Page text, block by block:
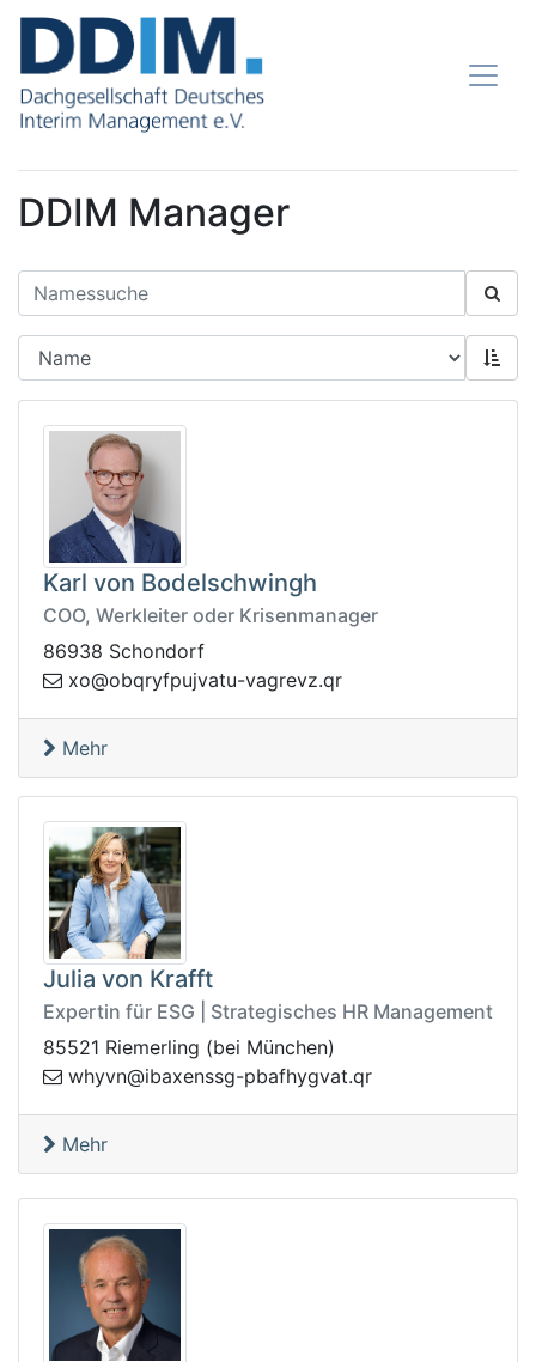
DDIM Manager
Karl von Bodelschwingh
COO, Werkleiter oder Krisenmanager
86938 Schondorf
rq.zvergav-utavj
upfyrqbo@ox
Mehr
Julia von Krafft
Expertin für ESG | Strategisches HR Management
85521 Riemerling (bei München)
rq.tavgyhfabp-gssnexabi@nvyhw
Mehr